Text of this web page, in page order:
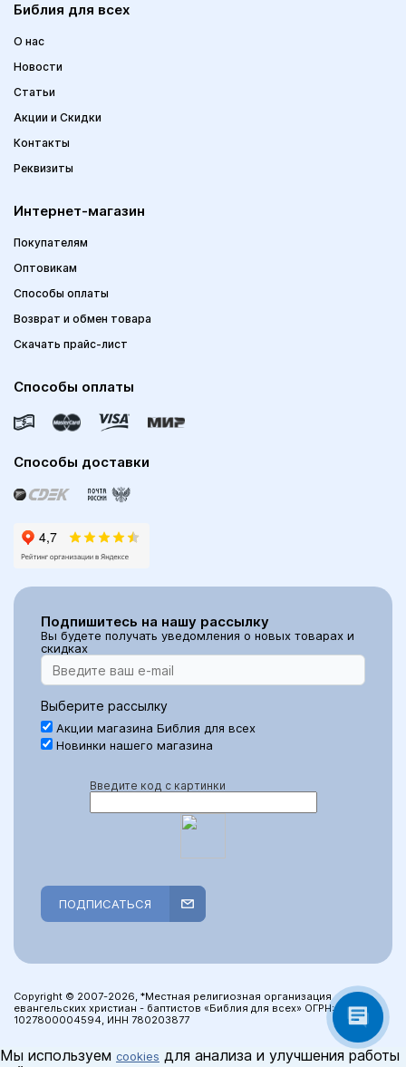
Библия для всех
О нас
Новости
Статьи
Акции и Скидки
Контакты
Реквизиты
Интернет-магазин
Покупателям
Оптовикам
Способы оплаты
Возврат и обмен товара
Скачать прайс-лист
Способы оплаты
Способы доставки
Подпишитесь на нашу рассылку
Вы будете получать уведомления о новых товарах и
скидках
Выберите рассылку
Акции магазина Библия для всех
Новинки нашего магазина
Введите код с картинки
ПОДПИСАТЬСЯ
Copyright © 2007-2026, *Местная религиозная организация
евангельских христиан - баптистов «Библия для всех» ОГРН:
1027800004594, ИНН 780203877
Мы используем cookies для анализа и улучшения работы